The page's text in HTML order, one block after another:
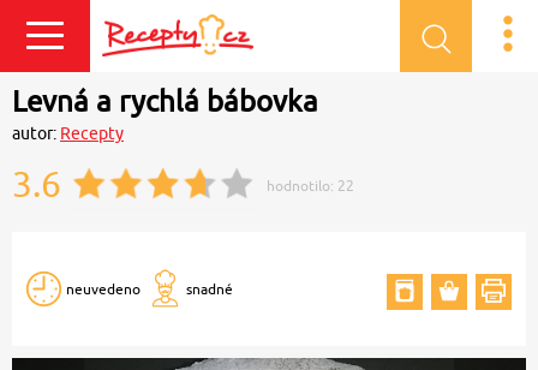
Přihlásit se
Levná a rychlá bábovka
autor: Recepty
3.6 hodnotilo: 22
neuvedeno snadné